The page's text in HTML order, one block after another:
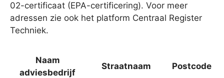
02-certificaat (EPA-certificering). Voor meer
adressen zie ook het platform Centraal Register
Techniek.
Naam
adviesbedrijf
Straatnaam Postcode